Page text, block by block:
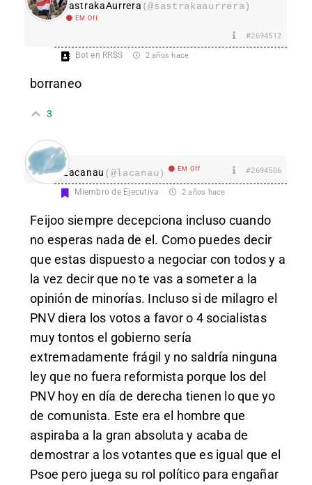
SastrakaAurrera (@sastrakaaurrera)
EM Off
#2694512
Bot en RRSS 2 años hace
borraneo
3
Lacanau (@lacanau) EM Off #2694506
Miembro de Ejecutiva 2 años hace
Feijoo siempre decepciona incluso cuando
no esperas nada de el. Como puedes decir
que estas dispuesto a negociar con todos y a
la vez decir que no te vas a someter a la
opinión de minorías. Incluso si de milagro el
PNV diera los votos a favor o 4 socialistas
muy tontos el gobierno sería
extremadamente frágil y no saldría ninguna
ley que no fuera reformista porque los del
PNV hoy en día de derecha tienen lo que yo
de comunista. Este era el hombre que
aspiraba a la gran absoluta y acaba de
demostrar a los votantes que es igual que el
Psoe pero juega su rol político para engañar